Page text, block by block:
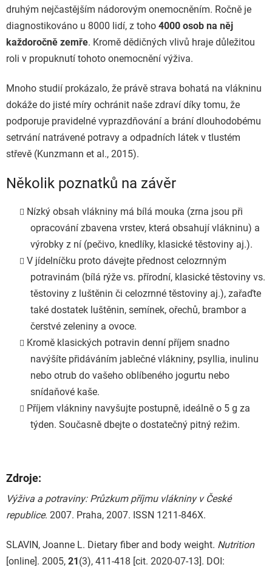
druhým nejčastějším nádorovým onemocněním. Ročně je
diagnostikováno u 8000 lidí, z toho 4000 osob na něj
každoročně zemře. Kromě dědičných vlivů hraje důležitou
roli v propuknutí tohoto onemocnění výživa.
Mnoho studií prokázalo, že právě strava bohatá na vlákninu
dokáže do jisté míry ochránit naše zdraví díky tomu, že
podporuje pravidelné vyprazdňování a brání dlouhodobému
setrvání natrávené potravy a odpadních látek v tlustém
střevě (Kunzmann et al., 2015).
Několik poznatků na závěr
Nízký obsah vlákniny má bílá mouka (zrna jsou při
opracování zbavena vrstev, která obsahují vlákninu) a
výrobky z ní (pečivo, knedlíky, klasické těstoviny aj.).
V jídelníčku proto dávejte přednost celozrnným
potravinám (bílá rýže vs. přírodní, klasické těstoviny vs.
těstoviny z luštěnin či celozrnné těstoviny aj.), zařaďte
také dostatek luštěnin, semínek, ořechů, brambor a
čerstvé zeleniny a ovoce.
Kromě klasických potravin denní příjem snadno
navýšíte přidáváním jablečné vlákniny, psyllia, inulinu
nebo otrub do vašeho oblíbeného jogurtu nebo
snídaňové kaše.
Příjem vlákniny navyšujte postupně, ideálně o 5 g za
týden. Současně dbejte o dostatečný pitný režim.
Zdroje:
Výživa a potraviny: Průzkum příjmu vlákniny v České
republice. 2007. Praha, 2007. ISSN 1211-846X.
SLAVIN, Joanne L. Dietary fiber and body weight. Nutrition
[online]. 2005, 21 (3), 411-418 [cit. 2020-07-13]. DOI: